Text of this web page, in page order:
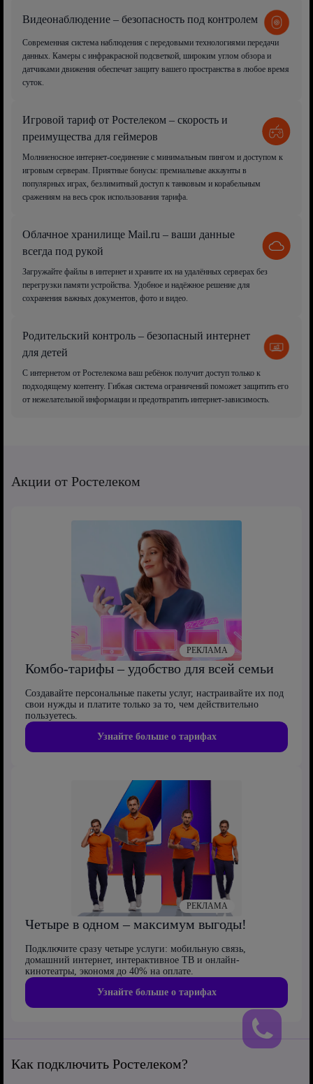
Видеонаблюдение – безопасность под контролем
Современная система наблюдения с передовыми технологиями передачи
данных. Камеры с инфракрасной подсветкой, широким углом обзора и
датчиками движения обеспечат защиту вашего пространства в любое время
суток.
Игровой тариф от Ростелеком – скорость и
преимущества для геймеров
Молниеносное интернет-соединение с минимальным пингом и доступом к
игровым серверам. Приятные бонусы: премиальные аккаунты в
популярных играх, безлимитный доступ к танковым и корабельным
сражениям на весь срок использования тарифа.
Облачное хранилище Mail.ru – ваши данные
всегда под рукой
Загружайте файлы в интернет и храните их на удалённых серверах без
перегрузки памяти устройства. Удобное и надёжное решение для
сохранения важных документов, фото и видео.
Родительский контроль – безопасный интернет
для детей
С интернетом от Ростелекома ваш ребёнок получит доступ только к
подходящему контенту. Гибкая система ограничений поможет защитить его
от нежелательной информации и предотвратить интернет-зависимость.
Акции от Ростелеком
Комбо-тарифы – удобство для всей семьи
Создавайте персональные пакеты услуг, настраивайте их под
свои нужды и платите только за то, чем действительно
пользуетесь.
Узнайте больше о тарифах
РЕКЛАМА
Четыре в одном – максимум выгоды!
Подключите сразу четыре услуги: мобильную связь,
домашний интернет, интерактивное ТВ и онлайн-
кинотеатры, экономя до 40% на оплате.
Узнайте больше о тарифах
РЕКЛАМА
Как подключить Ростелеком?